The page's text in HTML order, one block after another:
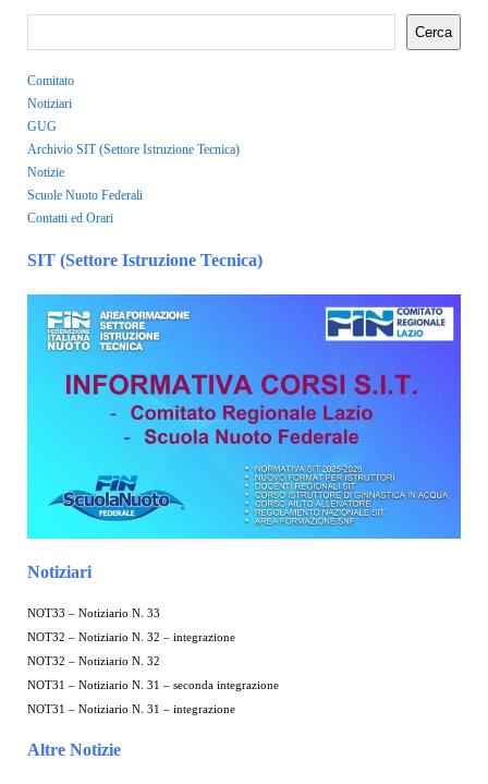
Cerca
Comitato
Notiziari
GUG
Archivio SIT (Settore Istruzione Tecnica)
Notizie
Scuole Nuoto Federali
Contatti ed Orari
SIT (Settore Istruzione Tecnica)
Notiziari
NOT33 – Notiziario N. 33
NOT32 – Notiziario N. 32 – integrazione
NOT32 – Notiziario N. 32
NOT31 – Notiziario N. 31 – seconda integrazione
NOT31 – Notiziario N. 31 – integrazione
Altre Notizie